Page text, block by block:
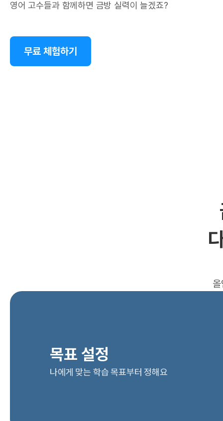
영어 고수들과 함께하면 금방 실력이 늘겠죠?
무료 체험하기
목표 설정
나에게 맞는 학습 목표부터 정해요